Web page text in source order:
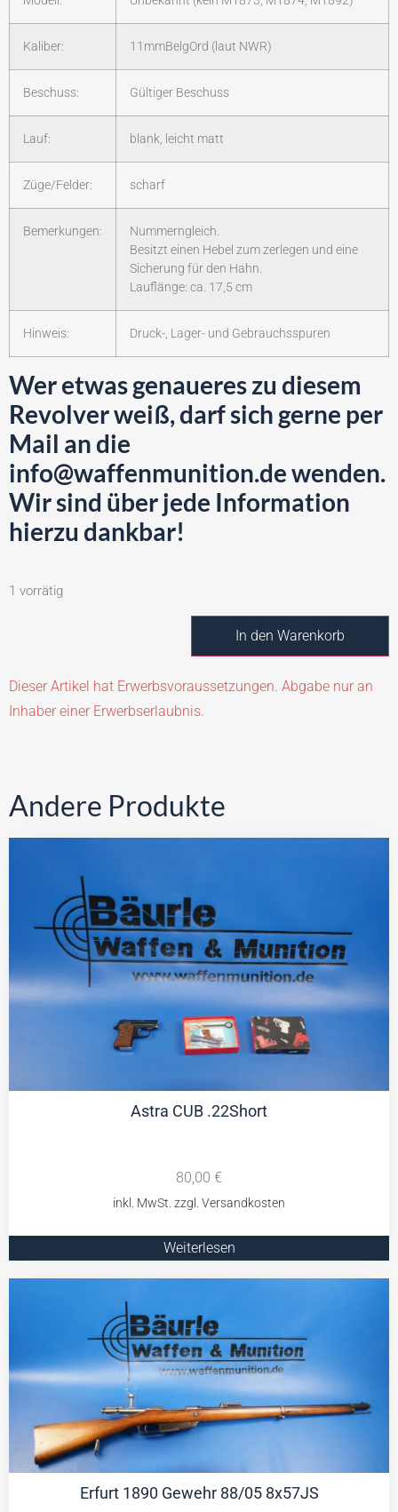
Kaliber: 11mmBelgOrd (laut NWR)
Beschuss: Gültiger Beschuss
Lauf: blank, leicht matt
Züge/Felder: scharf
Bemerkungen:
Nummerngleich.
Besitzt einen Hebel zum zerlegen und eine
Sicherung für den Hahn.
Lauflänge: ca. 17,5 cm
Hinweis: Druck-, Lager- und Gebrauchsspuren
Wer etwas genaueres zu diesem
Revolver weiß, darf sich gerne per
Mail an die
info@waffenmunition.de wenden.
Wir sind über jede Information
hierzu dankbar!
1 vorrätig
In den Warenkorb
Dieser Artikel hat Erwerbsvoraussetzungen. Abgabe nur an
Inhaber einer Erwerbserlaubnis.
Andere Produkte
Astra CUB .22Short
80,00 €
Weiterlesen
Erfurt 1890 Gewehr 88/05 8x57JS